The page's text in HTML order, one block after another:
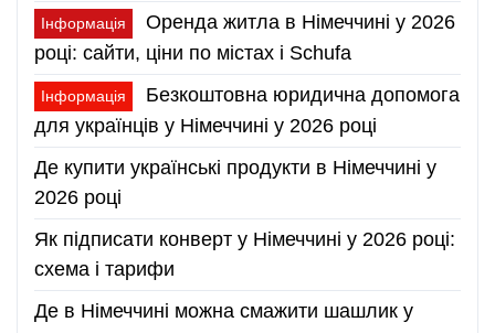
Інформація
Оренда житла в Німеччині у 2026
році: сайти, ціни по містах і Schufa
Інформація
Безкоштовна юридична допомога
для українців у Німеччині у 2026 році
Де купити українські продукти в Німеччині у
2026 році
Як підписати конверт у Німеччині у 2026 році:
схема і тарифи
Де в Німеччині можна смажити шашлик у